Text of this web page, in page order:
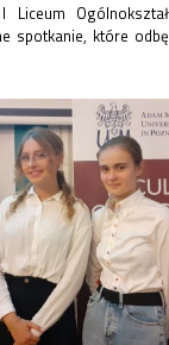
Liceum
spotkanie, które